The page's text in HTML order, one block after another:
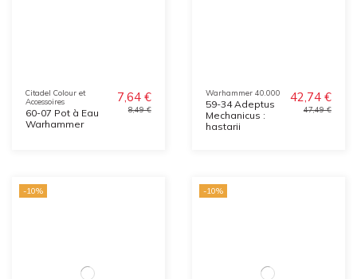
Citadel Colour et
Accessoires
60-07 Pot à Eau
Warhammer
7,64 €
8,49 €
Warhammer 40.000
59-34 Adeptus
Mechanicus :
hastarii
42,74 €
47,49 €
-10% -10%